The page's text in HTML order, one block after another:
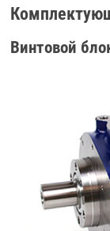
Винтовой